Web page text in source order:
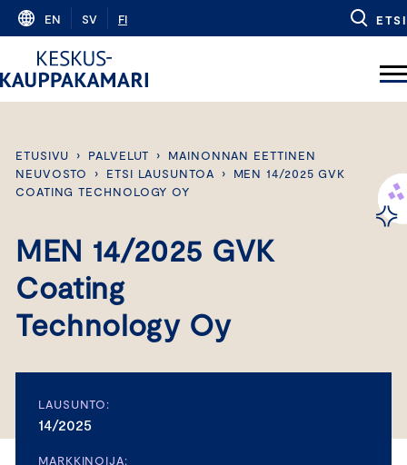
Skip
content
EN SV FI ETSI
ETUSIVU › PALVELUT ›
MAINONNAN EETTINEN
NEUVOSTO
› ETSI LAUSUNTOA ›
MEN 14/2025 GVK
COATING TECHNOLOGY OY
MEN 14/2025 GVK
Coating
Technology Oy
LAUSUNTO:
14/2025
MARKKINOIJA: